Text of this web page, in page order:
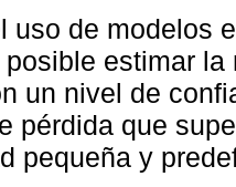
uso de modelos
estimar
un nivel de
pérdida que
pequeña y